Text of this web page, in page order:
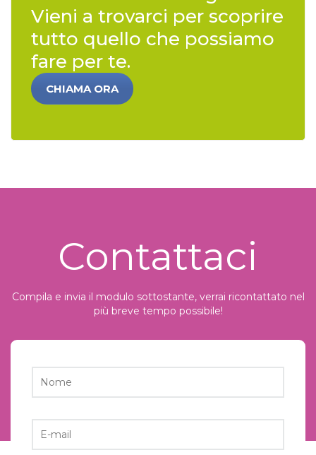
Vieni a trovarci per scoprire
tutto quello che possiamo
fare per te.
CHIAMA ORA
Contattaci
Compila e invia il modulo sottostante, verrai ricontattato nel
più breve tempo possibile!